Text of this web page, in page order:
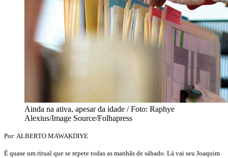
Ainda na ativa, apesar da idade / Foto: Raphye
Alexius/Image Source/Folhapress
Por: ALBERTO MAWAKDIYE
É quase um ritual que se repete todas as manhãs de sábado. Lá vai seu Joaquim